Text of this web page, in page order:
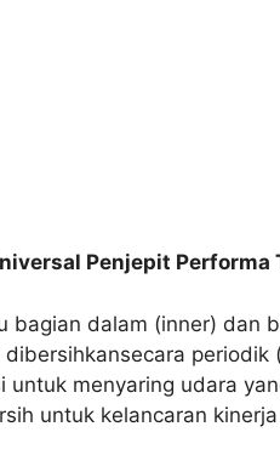
Penjepit Performa
bagian dalam (inner) dan
menyaring udara
untuk kelancaran